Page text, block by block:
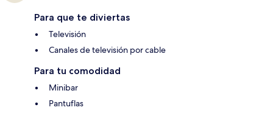
Para que te diviertas
Televisión
Canales de televisión por cable
Para tu comodidad
Minibar
Pantuflas